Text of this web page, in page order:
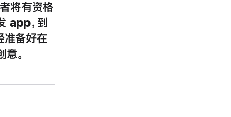
将有资格
app，到
准备好在
。